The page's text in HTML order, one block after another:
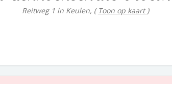
Reitweg 1 in Keulen, ( Toon op kaart )